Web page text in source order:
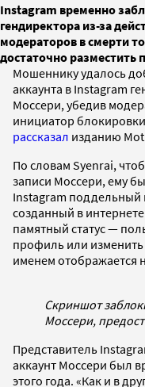
Instagram временно
гендиректора из-за
модераторов в смерти
достаточно разместить
Мошеннику удалось
аккаунта в Instagram
Моссери, убедив
инициатор
рассказал изданию
По словам Syenrai,
записи Моссери, ему
Instagram поддельный
созданный в
памятный статус —
профиль или
именем отображается
Скриншот
Моссери,
Представитель
аккаунт Моссери был
этого года. «Как и в